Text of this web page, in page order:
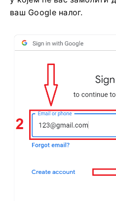
ваш Google налог.